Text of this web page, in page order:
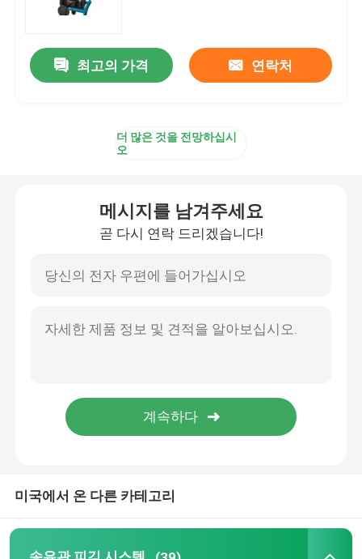
자동화된 피깅 시스템
회전 로브 펌프
피깅 밸브
소매 달린 플러그판
최고의 가격 연락처
더 많은 것을 전망하십시
오
메시지를 남겨주세요
곧 다시 연락 드리겠습니다!
미국에서 온 다른 카테고리